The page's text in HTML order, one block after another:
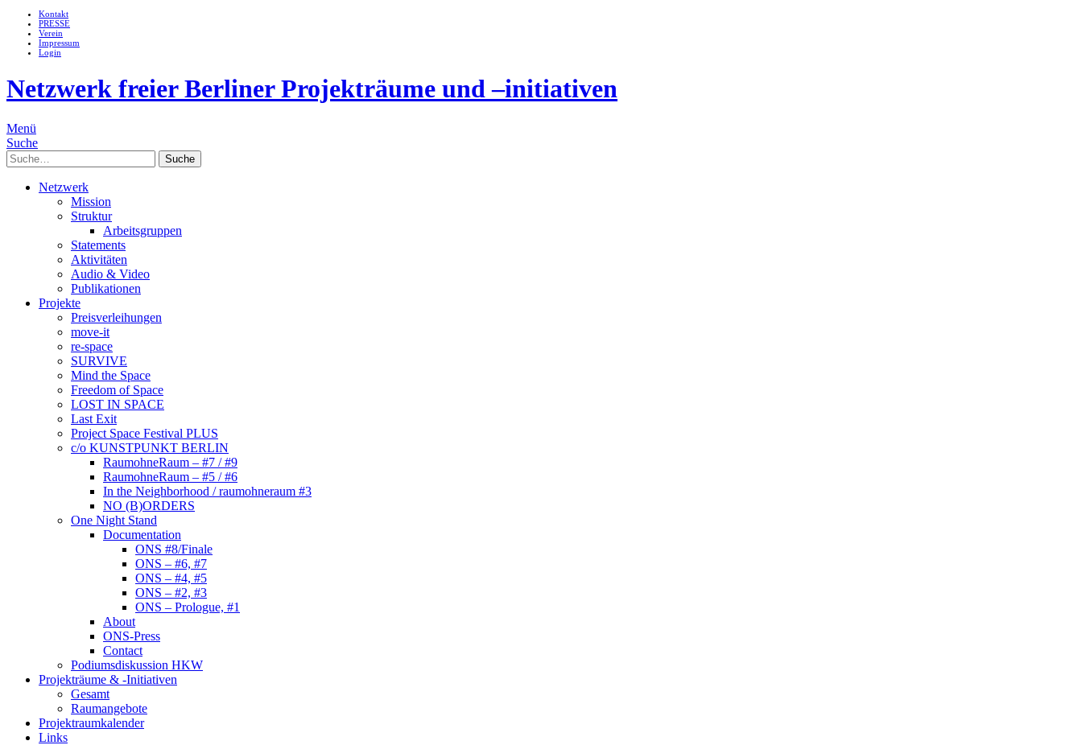
Kontakt
PRESSE
Verein
Impressum
Login
Netzwerk freier Berliner Projekträume und –initiativen
Menü
Suche
Suche
Netzwerk
Mission
Struktur
Arbeitsgruppen
Statements
Aktivitäten
Audio & Video
Publikationen
Projekte
Preisverleihungen
move-it
re-space
SURVIVE
Mind the Space
Freedom of Space
LOST IN SPACE
Last Exit
Project Space Festival PLUS
c/o KUNSTPUNKT BERLIN
RaumohneRaum – #7 / #9
RaumohneRaum – #5 / #6
In the Neighborhood / raumohneraum #3
NO (B)ORDERS
One Night Stand
Documentation
ONS #8/Finale
ONS – #6, #7
ONS – #4, #5
ONS – #2, #3
ONS – Prologue, #1
About
ONS-Press
Contact
Podiumsdiskussion HKW
Projekträume & -Initiativen
Gesamt
Raumangebote
Projektraumkalender
Links